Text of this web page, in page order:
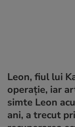
Leon, fiul lui
operație, iar
simte Leon
ani, a trecut